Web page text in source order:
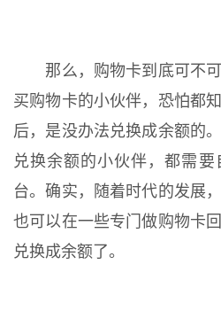
那么，购物卡到底可不可
买购物卡的小伙伴，恐怕都
后，是没办法兑换成余额的
兑换余额的小伙伴，都需
台。确实，随着时代的发展
也可以在一些专门做购物卡
兑换成余额了。